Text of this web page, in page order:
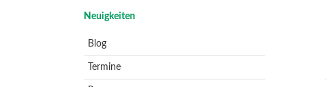
Navigation
Neuigkeiten
Blog
Termine